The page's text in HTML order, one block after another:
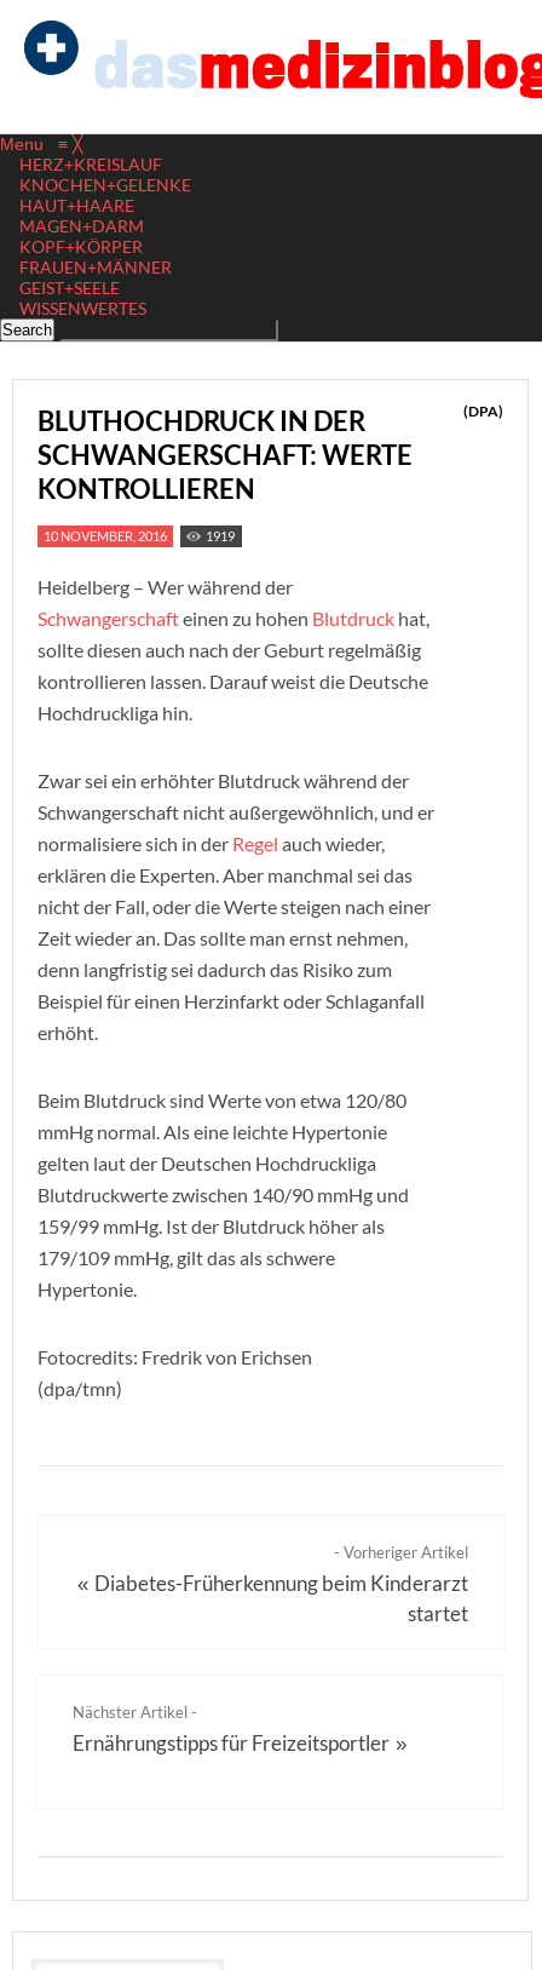
Menu ≡ ╳
HERZ+KREISLAUF
KNOCHEN+GELENKE
HAUT+HAARE
MAGEN+DARM
KOPF+KÖRPER
FRAUEN+MÄNNER
GEIST+SEELE
WISSENWERTES
BLUTHOCHDRUCK IN DER
SCHWANGERSCHAFT: WERTE
KONTROLLIEREN
(DPA)
10 NOVEMBER, 2016 1919
Heidelberg – Wer während der
Schwangerschafteinen zu hohen Blutdruck hat,
sollte diesen auch nach der Geburt regelmäßig
kontrollieren lassen. Darauf weist die Deutsche
Hochdruckliga hin.
Zwar sei ein erhöhter Blutdruck während der
Schwangerschaft nicht außergewöhnlich, und er
normalisiere sich in der Regel auch wieder,
erklären die Experten. Aber manchmal sei das
nicht der Fall, oder die Werte steigen nach einer
Zeit wieder an. Das sollte man ernst nehmen,
denn langfristig sei dadurch das Risiko zum
Beispiel für einen Herzinfarkt oder Schlaganfall
erhöht.
Beim Blutdruck sind Werte von etwa 120/80
mmHg normal. Als eine leichte Hypertonie
gelten laut der Deutschen Hochdruckliga
Blutdruckwerte zwischen 140/90 mmHg und
159/99 mmHg. Ist der Blutdruck höher als
179/109 mmHg, gilt das als schwere
Hypertonie.
Fotocredits: Fredrik von Erichsen
(dpa/tmn)
- Vorheriger Artikel
« Diabetes-Früherkennung beim Kinderarzt
startet
Nächster Artikel -
Ernährungstipps für Freizeitsportler »